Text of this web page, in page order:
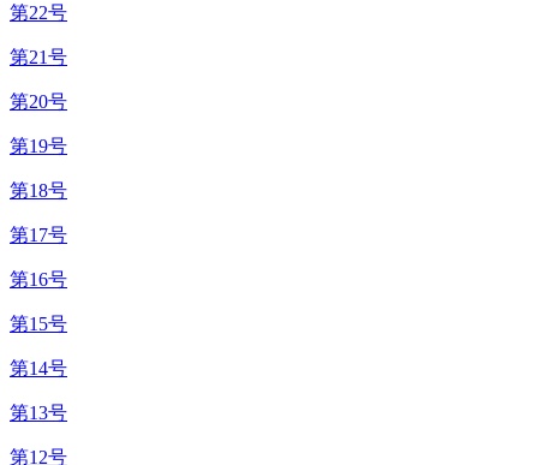
第22号
第21号
第20号
第19号
第18号
第17号
第16号
第15号
第14号
第13号
第12号